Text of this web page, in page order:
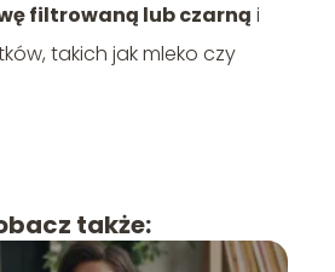
filtrowaną lub czarną i
takich jak mleko czy
także: